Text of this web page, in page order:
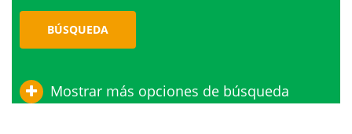
BÚSQUEDA
Mostrar más opciones de búsqueda